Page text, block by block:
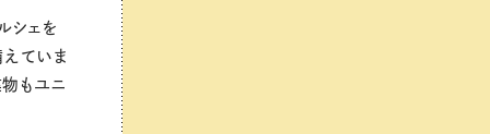
シェを
えていま
もユニ